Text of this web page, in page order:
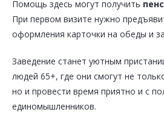
Помощь здесь могут получить
При первом визите нужно
оформления карточки на обеды и
Заведение станет уютным
людей 65+, где они смогут не
но и провести время приятно и с
единомышленников.